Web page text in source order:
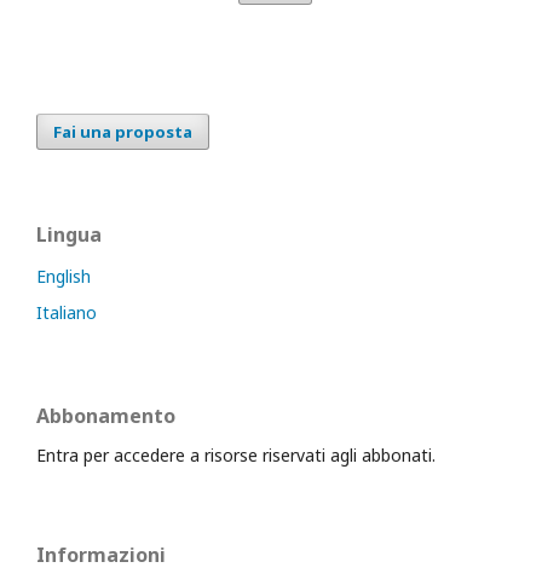
Fai una proposta
Lingua
English
Italiano
Abbonamento
Entra per accedere a risorse riservati agli abbonati.
Informazioni